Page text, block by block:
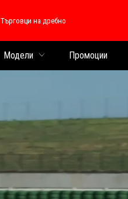
Търговци на дребно
Търговци на дребно
Модели Промоции